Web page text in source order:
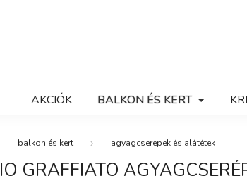
AKCIÓK BALKON ÉS KERT
balkon és kert agyagcserepek és alátétek
GRAFFIATO